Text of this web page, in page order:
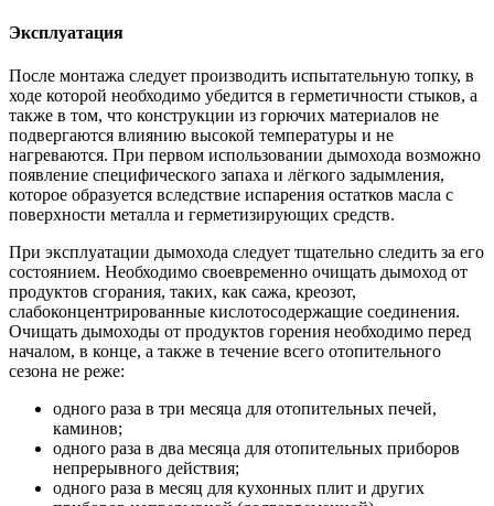
Эксплуатация
После монтажа следует производить испытательную топку, в
ходе которой необходимо убедится в герметичности стыков, а
также в том, что конструкции из горючих материалов не
подвергаются влиянию высокой температуры и не
нагреваются. При первом использовании дымохода возможно
появление специфического запаха и лёгкого задымления,
которое образуется вследствие испарения остатков масла с
поверхности металла и герметизирующих средств.
При эксплуатации дымохода следует тщательно следить за его
состоянием. Необходимо своевременно очищать дымоход от
продуктов сгорания, таких, как сажа, креозот,
слабоконцентрированные кислотосодержащие соединения.
Очищать дымоходы от продуктов горения необходимо перед
началом, в конце, а также в течение всего отопительного
сезона не реже:
одного раза в три месяца для отопительных печей,
каминов;
одного раза в два месяца для отопительных приборов
непрерывного действия;
одного раза в месяц для кухонных плит и других